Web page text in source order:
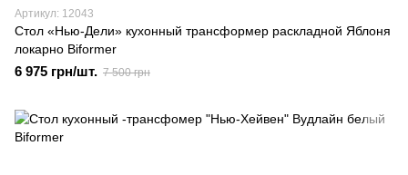
Артикул: 12043
Стол «Нью-Дели» кухонный трансформер раскладной Яблоня
локарно Biformer
6 975 грн/шт. 7 500 грн